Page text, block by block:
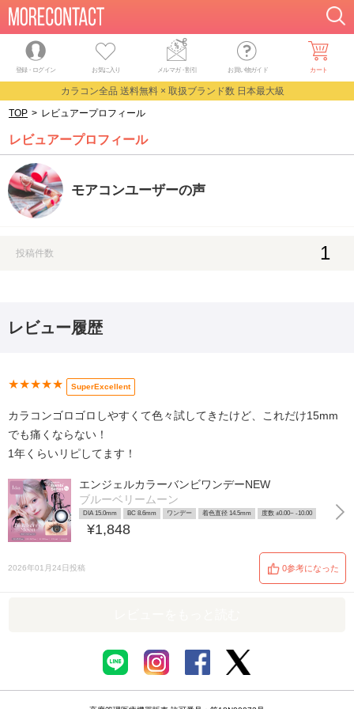
登録・ログイン お気に入り メルマガ・割引 お買い物ガイド カート
カラコン全品 送料無料 × 取扱ブランド数 日本最大級
TOP > レビュアープロフィール
レビュアープロフィール
モアコンユーザーの声
投稿件数 1
レビュー履歴
★★★★★ SuperExcellent
カラコンゴロゴロしやすくて色々試してきたけど、これだけ15mm
でも痛くならない！
1年くらいリピしてます！
エンジェルカラーバンビワンデーNEW
ブルーベリームーン
DIA 15.0mm BC 8.6mm ワンデー 着色直径 14.5mm 度数 ±0.00~ -10.00
¥1,848
2026年01月24日投稿 0参考になった